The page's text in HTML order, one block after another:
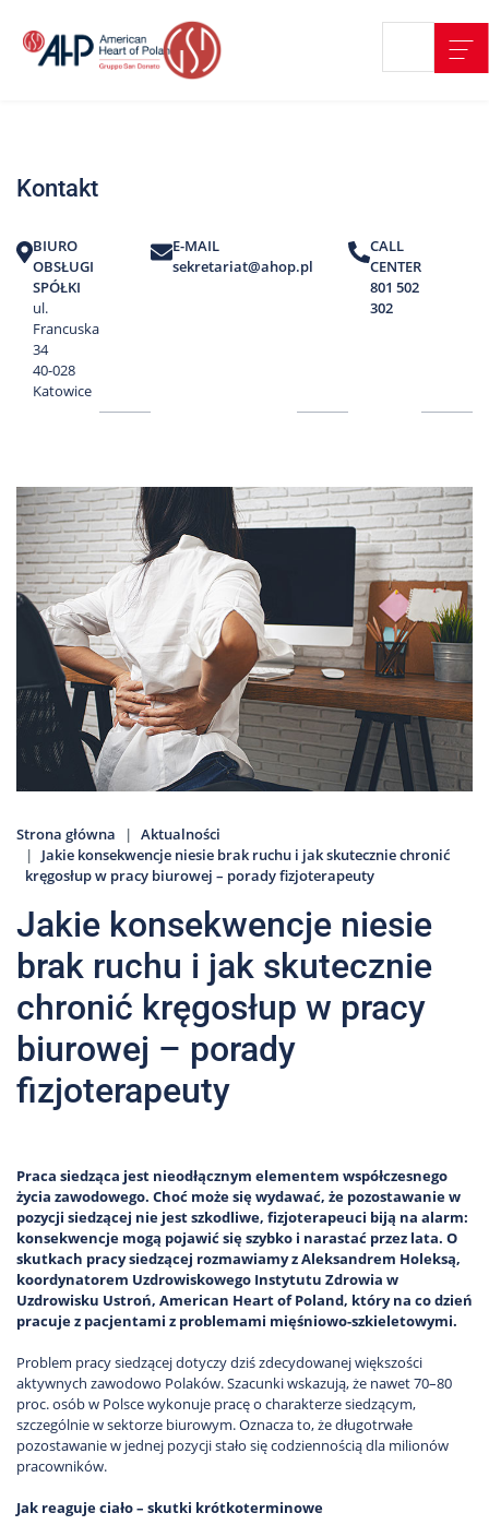
treści
Strefa
Edukacja
Pacjenta
O
nas
Marki
Nas
Kariera
Galeria
Kontakt
801
302
Kontakt
BIURO
OBSŁUGI
SPÓŁKI
ul.
Francuska
34
40-028
Katowice
E-MAIL
sekretariat@ahop.pl
CALL
CENTER
801 502
302
Strona główna
Aktualności
Jakie konsekwencje niesie brak ruchu i jak skutecznie chronić
kręgosłup w pracy biurowej – porady fizjoterapeuty
Jakie konsekwencje niesie
brak ruchu i jak skutecznie
chronić kręgosłup w pracy
biurowej – porady
fizjoterapeuty
Praca siedząca jest nieodłącznym elementem współczesnego
życia zawodowego. Choć może się wydawać, że pozostawanie w
pozycji siedzącej nie jest szkodliwe, fizjoterapeuci biją na alarm:
konsekwencje mogą pojawić się szybko i narastać przez lata. O
skutkach pracy siedzącej rozmawiamy z Aleksandrem Holeksą,
koordynatorem Uzdrowiskowego Instytutu Zdrowia w
Uzdrowisku Ustroń, American Heart of Poland, który na co dzień
pracuje z pacjentami z problemami mięśniowo-szkieletowymi.
Problem pracy siedzącej dotyczy dziś zdecydowanej większości
aktywnych zawodowo Polaków. Szacunki wskazują, że nawet 70–80
proc. osób w Polsce wykonuje pracę o charakterze siedzącym,
szczególnie w sektorze biurowym. Oznacza to, że długotrwałe
pozostawanie w jednej pozycji stało się codziennością dla milionów
pracowników.
Jak reaguje ciało – skutki krótkoterminowe